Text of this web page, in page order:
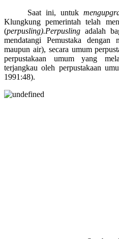
Saat ini, untuk
Klungkung pemerintah telah
(perpusling).Perpusling adalah
mendatangi Pemustaka dengan
maupun air), secara umum
perpustakaan umum yang
terjangkau oleh perpustakaan
1991:48).